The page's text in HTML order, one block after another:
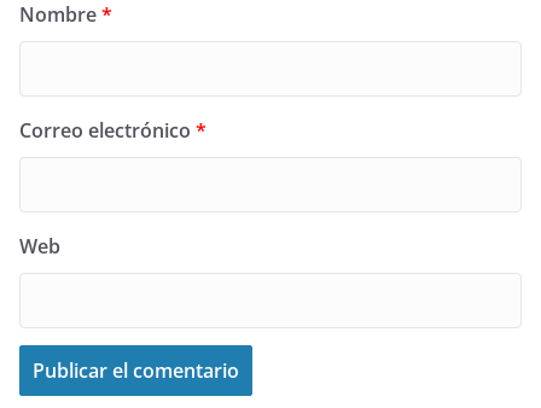
Nombre*
Correo electrónico *
Web